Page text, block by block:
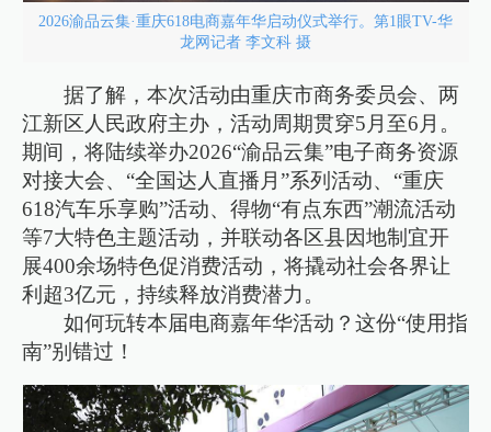
2026渝品云集·重庆618电商嘉年华启动仪式举行。第1眼TV-华
龙网记者 李文科 摄
据了解，本次活动由重庆市商务委员会、两
江新区人民政府主办，活动周期贯穿5月至6月。
期间，将陆续举办2026“渝品云集”电子商务资源
对接大会、“全国达人直播月”系列活动、“重庆
618汽车乐享购”活动、得物“有点东西”潮流活动
等7大特色主题活动，并联动各区县因地制宜开
展400余场特色促消费活动，将撬动社会各界让
利超3亿元，持续释放消费潜力。
如何玩转本届电商嘉年华活动？这份“使用指
南”别错过！